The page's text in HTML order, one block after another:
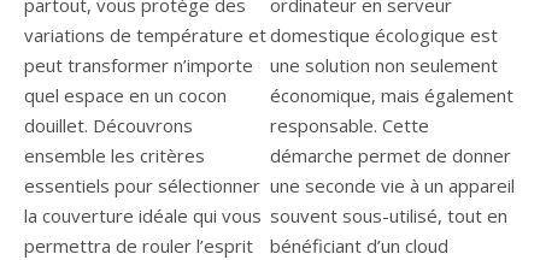
variations de température et
peut transformer n’importe
quel espace en un cocon
douillet. Découvrons
ensemble les critères
essentiels pour sélectionner
la couverture idéale qui vous
permettra de rouler l’esprit
ordinateur en serveur
domestique écologique est
une solution non seulement
économique, mais également
responsable. Cette
démarche permet de donner
une seconde vie à un appareil
souvent sous-utilisé, tout en
bénéficiant d’un cloud